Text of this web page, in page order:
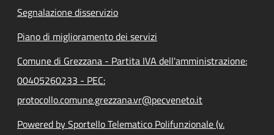
Segnalazione disservizio
Piano di miglioramento dei servizi
Comune di Grezzana - Partita IVA dell'amministrazione:
00405260233 - PEC:
protocollo.comune.grezzana.vr@pecveneto.it
Powered by Sportello Telematico Polifunzionale (v.